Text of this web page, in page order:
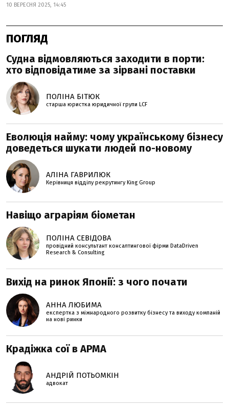
10 ВЕРЕСНЯ 2025, 14:45
ПОГЛЯД
Судна відмовляються заходити в порти:
хто відповідатиме за зірвані поставки
ПОЛІНА БІТЮК
старша юристка юридичної групи LCF
Еволюція найму: чому українському бізнесу
доведеться шукати людей по-новому
АЛІНА ГАВРИЛЮК
Керівниця відділу рекрутингу King Group
Навіщо аграріям біометан
ПОЛІНА СЕВІДОВА
провідний консультант консалтингової фірми DataDriven
Research & Consulting
Вихід на ринок Японії: з чого почати
АННА ЛЮБИМА
експертка з міжнародного розвитку бізнесу та виходу компаній
на нові ринки
Крадіжка сої в АРМА
АНДРІЙ ПОТЬОМКІН
адвокат